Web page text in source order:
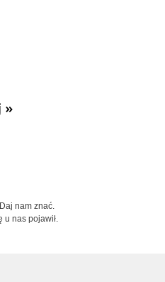
»
nam znać.
u nas pojawił.